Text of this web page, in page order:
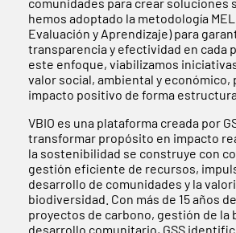
hemos adoptado la metodología
Evaluación y Aprendizaje) para
transparencia y efectividad en cada
este enfoque, viabilizamos
valor social, ambiental y económico,
impacto positivo de forma
VBIO es una plataforma creada por
transformar propósito en impacto
la sostenibilidad se construye con
gestión eficiente de recursos,
desarrollo de comunidades y la
biodiversidad. Con más de 15 años
proyectos de carbono, gestión de la
desarrollo comunitario, GSS